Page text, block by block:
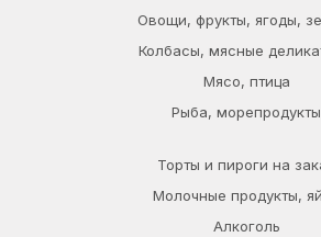
Овощи, фрукты, ягоды,
Колбасы, мясные
Мясо, птица
Рыба, морепродукты
Торты и пироги на
Молочные продукты,
Алкоголь